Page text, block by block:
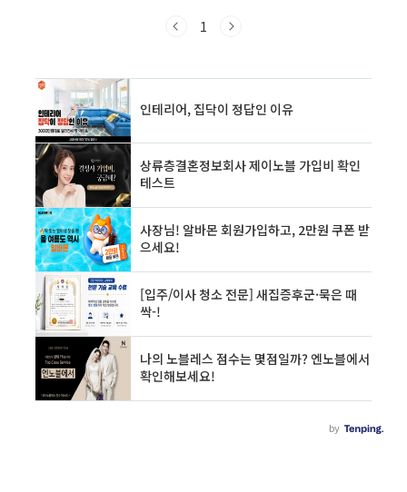
모아서 정보를 제공해주는 블로그나 홈페이지들
합니다. 보조금 24란? 보조금 24는 일일이 기관
또는 기관별 홈페이지를 방문하지 않고 내가 받
을 수 있는 정부 혜택을 정부 24에서 확인할 수 있
는 서비스입니다. 보조금 24- 혜택 찾기 -간편 혜
택 찾기를 통해서는 자신의 요건에 맞게 간편하
게 검색이 가능합니다. 성별/연령과 소득구간,..
1